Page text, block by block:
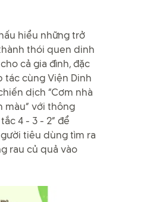
hiểu những trở
thói quen dinh
cả gia đình, đặc
tác cùng Viện Dinh
dịch “Cơm nhà
màu” với thông
4 - 3 - 2” để
tiêu dùng tìm ra
rau củ quả vào